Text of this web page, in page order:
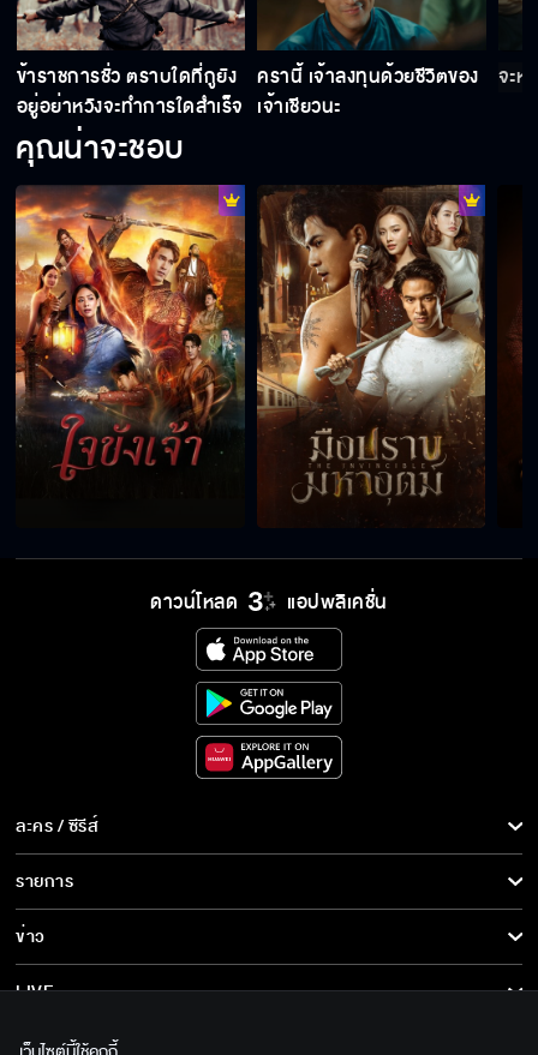
ใจขังเจ้า EP.11
ใจขังเจ้า EP.12
ใจขังเจ้า EP.13
ใจขังเจ้า EP.14
ใจขังเจ้า EP.15
ใจขังเจ้า EP.16
ใจขังเจ้า EP.17
ข้าราชการชั่ว ตราบใดที่กูยัง
อยู่อย่าหวังจะทำการใดสำเร็จ
ครานี้ เจ้าลงทุนด้วยชีวิตของ
เจ้าเชียวนะ
จะห
คุณน่าจะชอบ
ดาวน์โหลด แอปพลิเคชั่น
ละคร / ซีรีส์
ละคร/ซีรีส์
ซีรีส์นานาชาติ
การ์ตูน & เกม
รายการ
รายการทั้งหมด
ข่าว
ข่าวทั้งหมด
LIVE
เกี่ยวกับเรา